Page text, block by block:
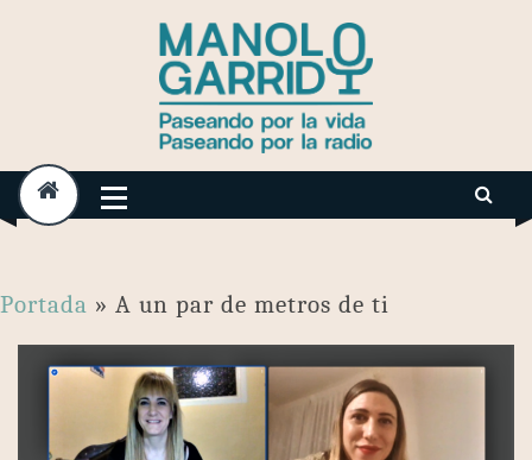
Portada » A un par de metros de ti